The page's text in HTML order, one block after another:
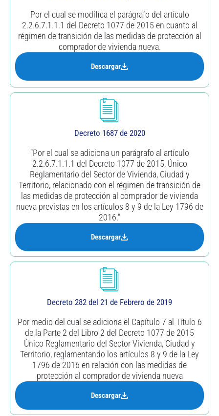
Por el cual se modifica el parágrafo del artículo
2.2.6.7.1.1.1 del Decreto 1077 de 2015 en cuanto al
régimen de transición de las medidas de protección al
comprador de vivienda nueva.
Descargar
Decreto 1687 de 2020
"Por el cual se adiciona un parágrafo al artículo
2.2.6.7.1.1.1 del Decreto 1077 de 2015, Único
Reglamentario del Sector de Vivienda, Ciudad y
Territorio, relacionado con el régimen de transición de
las medidas de protección al comprador de vivienda
nueva previstas en los artículos 8 y 9 de la Ley 1796 de
2016."
Descargar
Decreto 282 del 21 de Febrero de 2019
Por medio del cual se adiciona el Capítulo 7 al Título 6
de la Parte 2 del Libro 2 del Decreto 1077 de 2015
Único Reglamentario del Sector Vivienda, Ciudad y
Territorio, reglamentando los artículos 8 y 9 de la Ley
1796 de 2016 en relación con las medidas de
protección al comprador de vivienda nueva
Descargar